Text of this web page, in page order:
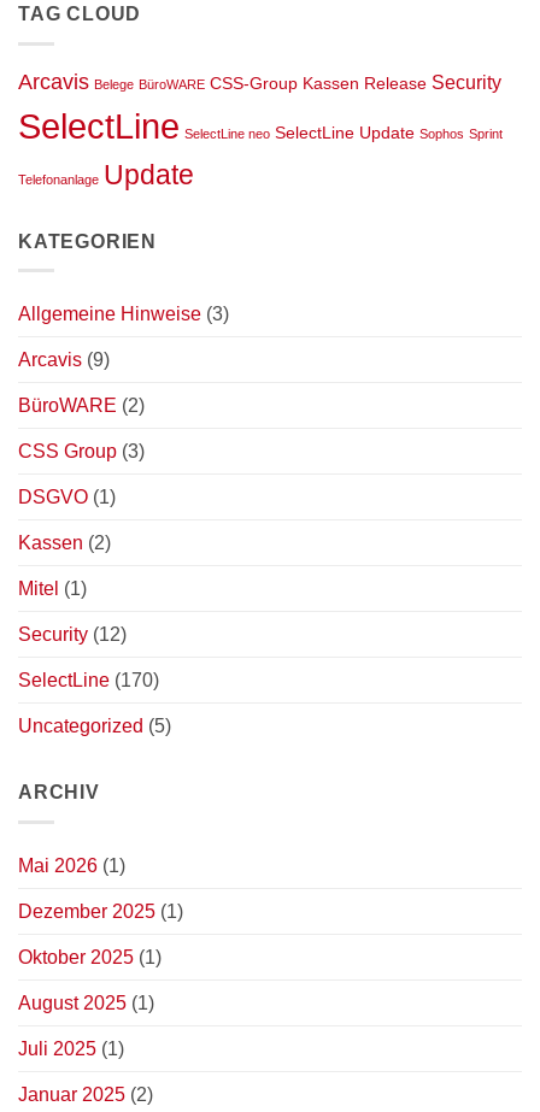
Version
25.2
Highlights
Version
25.2
TAG CLOUD
Arcavis Belege BüroWARE CSS-Group Kassen Release Security
SelectLine SelectLine neo SelectLine Update Sophos Sprint
Telefonanlage Update
KATEGORIEN
Allgemeine Hinweise (3)
Arcavis (9)
BüroWARE (2)
CSS Group (3)
DSGVO (1)
Kassen (2)
Mitel (1)
Security (12)
SelectLine (170)
Uncategorized (5)
ARCHIV
Mai 2026 (1)
Dezember 2025 (1)
Oktober 2025 (1)
August 2025 (1)
Juli 2025 (1)
Januar 2025 (2)